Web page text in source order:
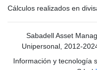
Cálculos realizados en
Sabadell Asset
Unipersonal, 2012-
Información y tecnología